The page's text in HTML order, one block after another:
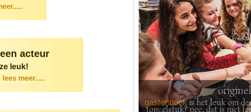
gastenboekis het leuk om
toneelstuk? nee, dat is niet
acteur
leuk!
lees meer.....